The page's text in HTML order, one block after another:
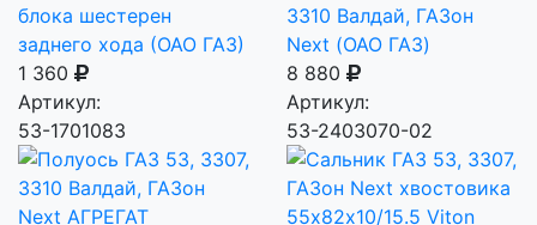
блока шестерен
заднего хода (ОАО ГАЗ)
1 360
Артикул:
53-1701083
3310 Валдай, ГАЗон
Next (ОАО ГАЗ)
8 880
Артикул:
53-2403070-02